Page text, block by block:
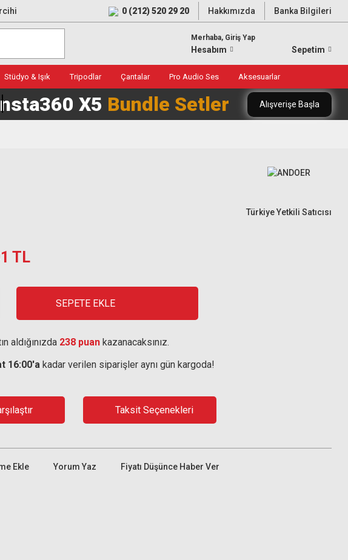
0 (212) 520 29 20 Hakkımızda Banka Bilgileri
Merhaba, Giriş Yap
Hesabım Sepetim
Stüdyo & Işık Tripodlar Çantalar Pro Audio Ses Aksesuarlar
X5 Bundle Setler Alışverişe Başla
Türkiye Yetkili Satıcısı
TL
SEPETE EKLE
aldığınızda 238 puan kazanacaksınız.
16:00'a kadar verilen siparişler aynı gün kargoda!
Taksit Seçenekleri
Yorum Yaz Fiyatı Düşünce Haber Ver